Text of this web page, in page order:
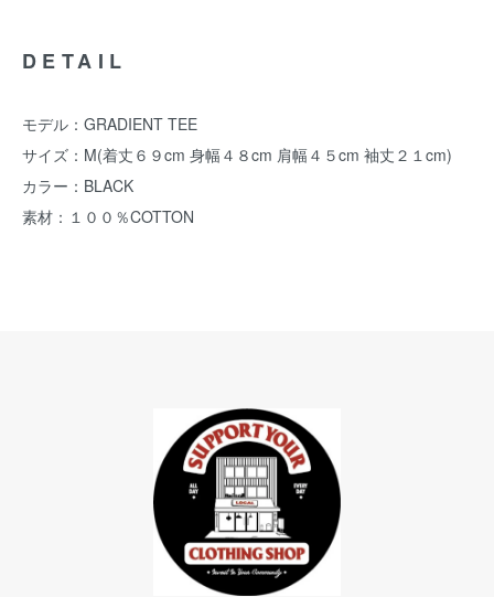
DETAIL
モデル：GRADIENT TEE
サイズ：M(着丈６９cm 身幅４８cm 肩幅４５cm 袖丈２１cm)
カラー：BLACK
素材：１００％COTTON